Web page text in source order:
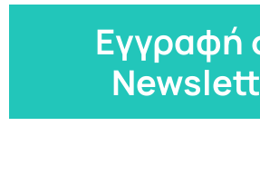
Εγγραφή